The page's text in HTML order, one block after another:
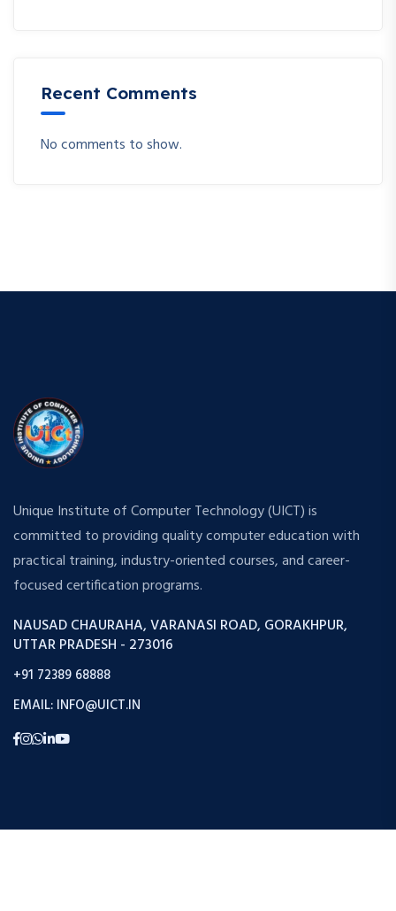
Recent Comments
No comments to show.
Unique Institute of Computer Technology (UICT) is
committed to providing quality computer education with
practical training, industry-oriented courses, and career-
focused certification programs.
NAUSAD CHAURAHA, VARANASI ROAD, GORAKHPUR,
UTTAR PRADESH - 273016
+91 72389 68888
EMAIL: INFO@UICT.IN